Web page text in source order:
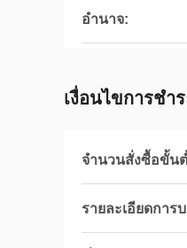
อำนาจ:
เงื่อนไขการชำ
จำนวนสั่งซื้อขั้น
รายละเอียดการ